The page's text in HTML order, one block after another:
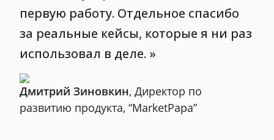
первую работу. Отдельное спасибо
за реальные кейсы, которые я ни раз
использовал в деле.
Дмитрий Зиновкин, Директор по
развитию продукта, “MarketPapa”